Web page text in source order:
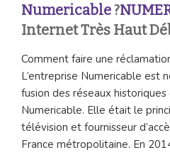
Numericable?
Internet Très Haut
Comment faire une
L’entreprise Numericable est
fusion des réseaux
Numericable. Elle était le
télévision et fournisseur
France métropolitaine. En